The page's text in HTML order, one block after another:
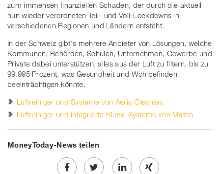
zum immensen finanziellen Schaden, der durch die aktuell
nun wieder verordneten Teil- und Voll-Lockdowns in
verschiedenen Regionen und Ländern entsteht.
In der Schweiz gibt's mehrere Anbieter von Lösungen, welche
Kommunen, Behörden, Schulen, Unternehmen, Gewerbe und
Private dabei unterstützen, alles aus der Luft zu filtern, bis zu
99.995 Prozent, was Gesundheit und Wohlbefinden
beeinträchtigen könnte.
Luftreiniger und Systeme von Aeris Cleantec
Luftreiniger und integrierte Klima-Systeme von Matco
MoneyToday-News teilen